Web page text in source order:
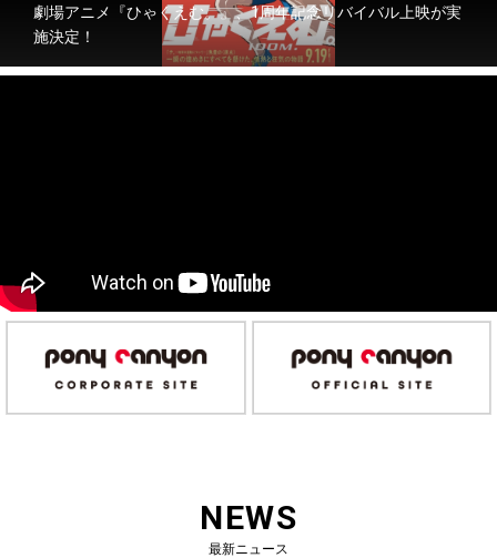
劇場アニメ『ひゃくえむ。』、1周年記念リバイバル上映が実
施決定！
NEWS
最新ニュース